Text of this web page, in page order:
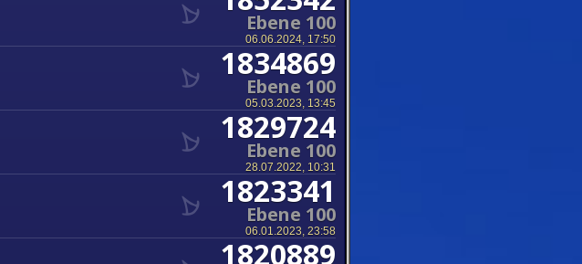
Ebene 100
06.06.2024, 17:50
1834869
Ebene 100
05.03.2023, 13:45
1829724
Ebene 100
28.07.2022, 10:31
1823341
Ebene 100
06.01.2023, 23:58
1820889